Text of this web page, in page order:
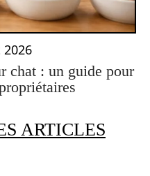
chat : un guide pour
ARTICLES